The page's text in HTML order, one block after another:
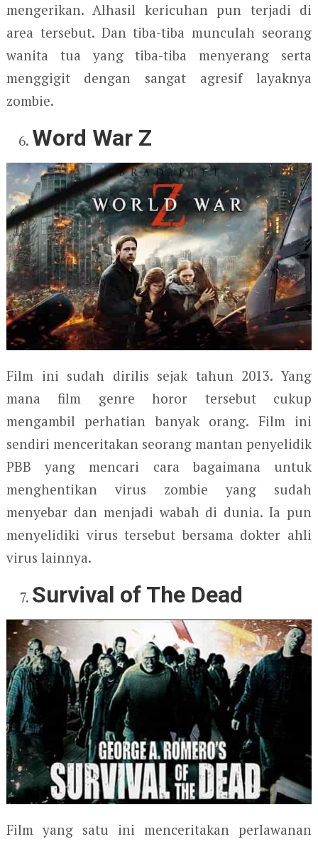
mengerikan. Alhasil kericuhan pun terjadi di
area tersebut. Dan tiba-tiba munculah seorang
wanita tua yang tiba-tiba menyerang serta
menggigit dengan sangat agresif layaknya
zombie.
Word War Z
Film ini sudah dirilis sejak tahun 2013. Yang
mana film genre horor tersebut cukup
mengambil perhatian banyak orang. Film ini
sendiri menceritakan seorang mantan penyelidik
PBB yang mencari cara bagaimana untuk
menghentikan virus zombie yang sudah
menyebar dan menjadi wabah di dunia. Ia pun
menyelidiki virus tersebut bersama dokter ahli
virus lainnya.
Survival of The Dead
Film yang satu ini menceritakan perlawanan